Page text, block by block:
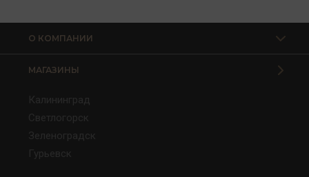
О КОМПАНИИ
МАГАЗИНЫ
Калининград
Светлогорск
Зеленоградск
Гурьевск